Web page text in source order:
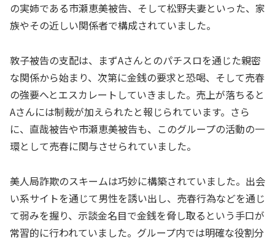
の実姉である市瀬恵美被告、そして松野夫妻といった、家
族やその近しい関係者で構成されていました。
敦子被告の支配は、まずAさんとのパチスロを通じた親密
な関係から始まり、次第に金銭の要求と恐喝、そして売春
の強要へとエスカレートしていきました。売上が落ちると
Aさんには制裁が加えられたと報じられています。さら
に、直哉被告や市瀬恵美被告も、このグループの活動の一
環として売春に関与させられていました。
美人局詐欺のスキームは巧妙に構築されていました。出会
い系サイトを通じて男性を誘い出し、売春行為などを通じ
て弱みを握り、示談金名目で金銭を脅し取るという手口が
常習的に行われていました。グループ内では明確な役割分